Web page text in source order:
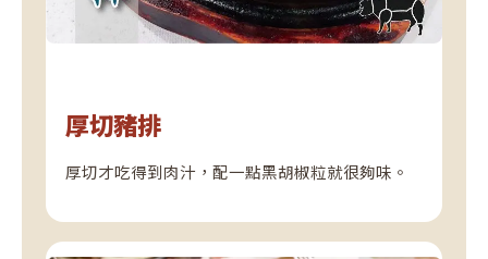
厚切豬排
厚切才吃得到肉汁，配一點黑胡椒粒就很夠味。